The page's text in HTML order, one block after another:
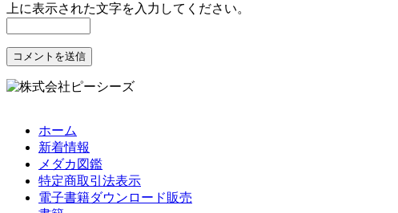
上に表示された文字を入力してください。
ホーム
新着情報
メダカ図鑑
特定商取引法表示
電子書籍ダウンロード販売